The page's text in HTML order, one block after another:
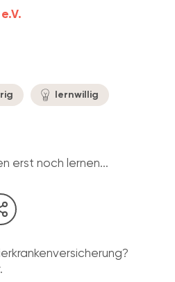
lernwillig
erst noch lernen...